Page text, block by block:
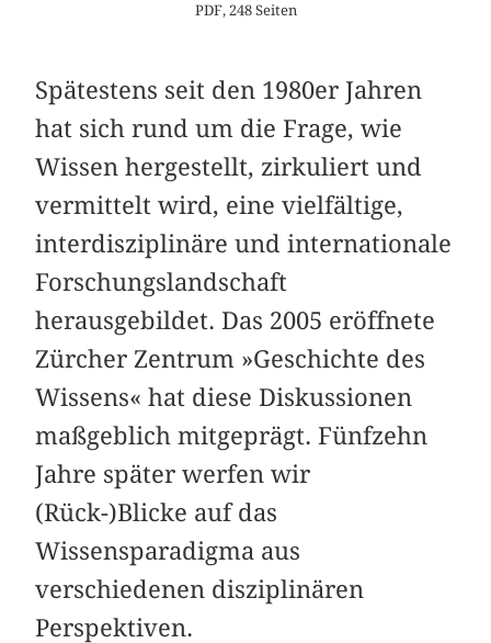
PDF, 248 Seiten
Spätestens seit den 1980er Jahren
hat sich rund um die Frage, wie
Wissen hergestellt, zirkuliert und
vermittelt wird, eine vielfältige,
interdisziplinäre und internationale
Forschungslandschaft
herausgebildet. Das 2005 eröffnete
Zürcher Zentrum »Geschichte des
Wissens« hat diese Diskussionen
maßgeblich mitgeprägt. Fünfzehn
Jahre später werfen wir
(Rück-)Blicke auf das
Wissensparadigma aus
verschiedenen disziplinären
Perspektiven.